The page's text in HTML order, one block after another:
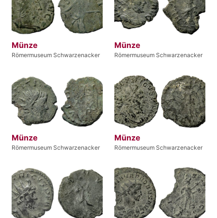
Münze
Römermuseum Schwarzenacker
Münze
Römermuseum Schwarzenacker
Münze
Römermuseum Schwarzenacker
Münze
Römermuseum Schwarzenacker